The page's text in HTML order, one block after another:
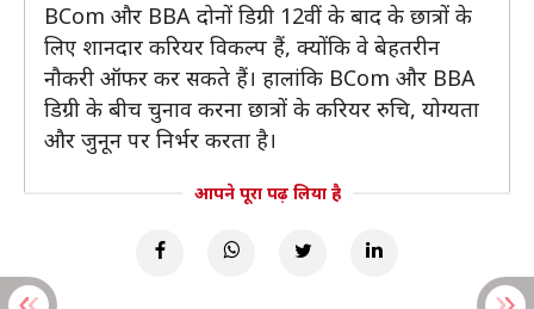
BCom और BBA दोनों डिग्री 12वीं के बाद के छात्रों के
लिए शानदार करियर विकल्प हैं, क्योंकि वे बेहतरीन
नौकरी ऑफर कर सकते हैं। हालांकि BCom और BBA
डिग्री के बीच चुनाव करना छात्रों के करियर रुचि, योग्यता
और जुनून पर निर्भर करता है।
आपने पूरा पढ़ लिया है